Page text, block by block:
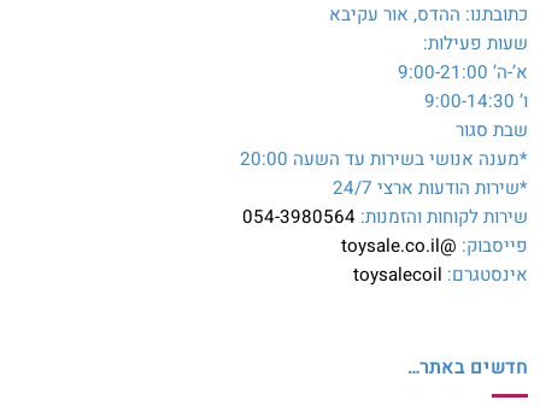
כתובתנו: ההדס, אור עקיבא
שעות פעילות:
א’-ה’ 9:00-21:00
ו’ 9:00-14:30
שבת סגור
*מענה אנושי בשירות עד השעה 20:00
*שירות הודעות ארצי 24/7
שירות לקוחות והזמנות: 054-3980564
פייסבוק: @toysale.co.il
אינסטגרם: toysalecoil
חדשים באתר…